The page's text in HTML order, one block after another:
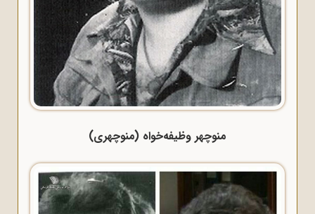
منوچهر وظیفه‌خواه (منوچهری)